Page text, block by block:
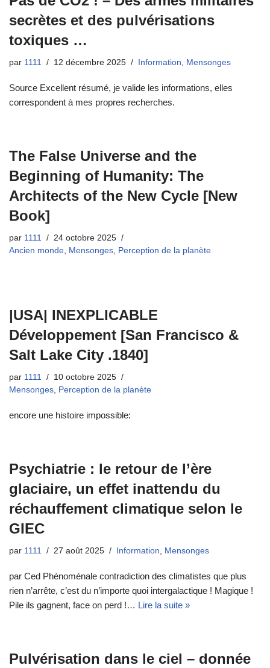
secrètes et des pulvérisations
toxiques …
par 1111 12 décembre 2025 Information, Mensonges
Source Excellent résumé, je valide les informations, elles
correspondent à mes propres recherches.
The False Universe and the
Beginning of Humanity: The
Architects of the New Cycle [New
Book]
par 1111
24 octobre 2025
Ancien monde, Mensonges, Perception de la planète
|USA| INEXPLICABLE
Développement [San Francisco &
Salt Lake City .1840]
par 1111
10 octobre 2025
Mensonges, Perception de la planète
encore une histoire impossible:
Psychiatrie : le retour de l’ère
glaciaire, un effet inattendu du
réchauffement climatique selon le
GIEC
par 1111 27 août 2025 Information, Mensonges
par Ced Phénoménale contradiction des climatistes que plus
rien n’arrête, c’est du n’importe quoi intergalactique ! Magique !
Pile ils gagnent, face on perd !… Lire la suite »
Pulvérisation dans le ciel – donnée